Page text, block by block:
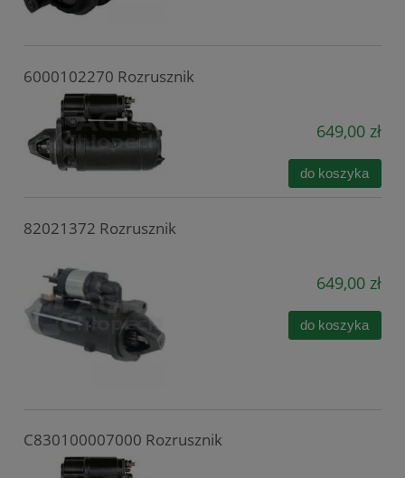
6000102270 Rozrusznik
649,00 zł
do koszyka
82021372 Rozrusznik
649,00 zł
do koszyka
C830100007000 Rozrusznik